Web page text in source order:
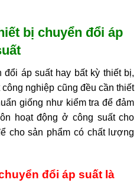
bị chuyển đổi áp
đổi áp suất hay bất kỳ thiết bị,
nghiệp cũng đều cần thiết
giống như kiểm tra để đảm
hoạt động ở công suất cho
cho sản phẩm có chất lượng
đổi áp suất là